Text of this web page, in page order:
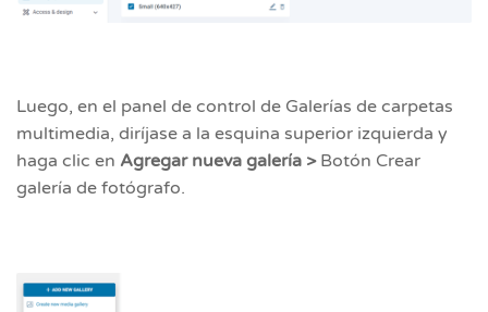
Luego, en el panel de control de Galerías de carpetas
multimedia, diríjase a la esquina superior izquierda y
haga clic en Agregar nueva galería >Botón Crear
galería de fotógrafo.